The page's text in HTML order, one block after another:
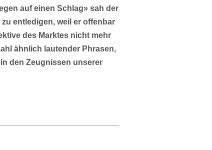
auf einen Schlag» sah der
entledigen, weil er offenbar
des Marktes nicht mehr
ähnlich lautender Phrasen,
den Zeugnissen unserer